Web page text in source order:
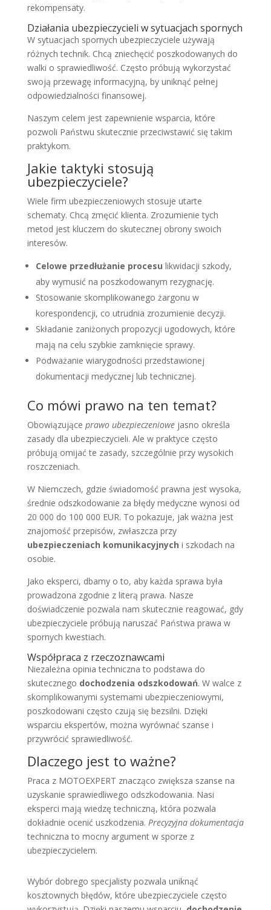
rekompensaty.
Działania ubezpieczycieli w sytuacjach spornych
W sytuacjach spornych ubezpieczyciele używają
różnych technik. Chcą zniechęcić poszkodowanych do
walki o sprawiedliwość. Często próbują wykorzystać
swoją przewagę informacyjną, by uniknąć pełnej
odpowiedzialności finansowej.
Naszym celem jest zapewnienie wsparcia, które
pozwoli Państwu skutecznie przeciwstawić się takim
praktykom.
Jakie taktyki stosują
ubezpieczyciele?
Wiele firm ubezpieczeniowych stosuje utarte
schematy. Chcą zmęcić klienta. Zrozumienie tych
metod jest kluczem do skutecznej obrony swoich
interesów.
Celowe przedłużanie procesu likwidacji szkody,
aby wymusić na poszkodowanym rezygnację.
Stosowanie skomplikowanego żargonu w
korespondencji, co utrudnia zrozumienie decyzji.
Składanie zaniżonych propozycji ugodowych, które
mają na celu szybkie zamknięcie sprawy.
Podważanie wiarygodności przedstawionej
dokumentacji medycznej lub technicznej.
Co mówi prawo na ten temat?
Obowiązujące prawo ubezpieczeniowejasno określa
zasady dla ubezpieczycieli. Ale w praktyce często
próbują omijać te zasady, szczególnie przy wysokich
roszczeniach.
W Niemczech, gdzie świadomość prawna jest wysoka,
średnie odszkodowanie za błędy medyczne wynosi od
20 000 do 100 000 EUR. To pokazuje, jak ważna jest
znajomość przepisów, zwłaszcza przy
ubezpieczeniach komunikacyjnych i szkodach na
osobie.
Jako eksperci, dbamy o to, aby każda sprawa była
prowadzona zgodnie z literą prawa. Nasze
doświadczenie pozwala nam skutecznie reagować, gdy
ubezpieczyciele próbują naruszać Państwa prawa w
spornych kwestiach.
Współpraca z rzeczoznawcami
Niezależna opinia techniczna to podstawa do
skutecznego dochodzenia odszkodowań. W walce z
skomplikowanymi systemami ubezpieczeniowymi,
poszkodowani często czują się bezsilni. Dzięki
wsparciu ekspertów, można wyrównać szanse i
przywrócić sprawiedliwość.
Dlaczego jest to ważne?
Praca z MOTOEXPERT znacząco zwiększa szanse na
uzyskanie sprawiedliwego odszkodowania. Nasi
eksperci mają wiedzę techniczną, która pozwala
dokładnie ocenić uszkodzenia. Precyzyjna dokumentacja
techniczna to mocny argument w sporze z
ubezpieczycielem.
Wybór dobrego specjalisty pozwala uniknąć
kosztownych błędów, które ubezpieczyciele często